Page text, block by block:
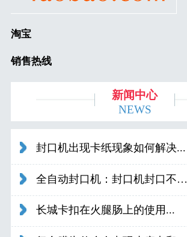
淘宝
销售热线
新闻中心
NEWS
封口机出现卡纸现象如何解决...
全自动封口机：封口机封口不好应检查什...
长城卡扣在火腿肠上的使用...